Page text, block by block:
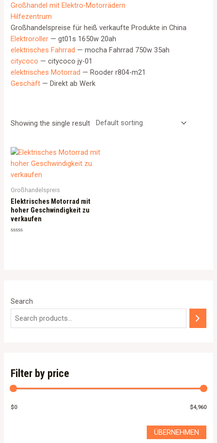
Search
Filter by price
$0 $4,960
ÜBERNEHMEN
Großhandel mit Elektro-Motorrädern
Hilfezentrum
Großhandelspreise für heiß verkaufte Produkte in China
Elektroroller — gt01s 1650w 20ah
elektrisches Fahrrad — mocha Fahrrad 750w 35ah
citycoco — citycoco jy-01
elektrisches Motorrad — Rooder r804-m21
Geschäft — Direkt ab Werk
Showing the single result
Großhandelspreis
Elektrisches Motorrad mit
hoher Geschwindigkeit zu
verkaufen